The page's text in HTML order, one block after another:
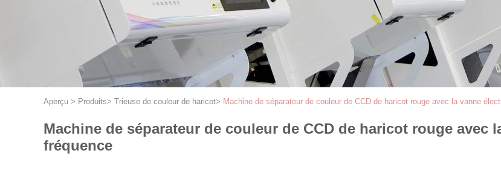
Aperçu > Produits> Trieuse de couleur de haricot> Machine de séparateur de couleur de CCD de haricot rouge avec la vanne
Machine de séparateur de couleur de CCD de haricot rouge avec
fréquence